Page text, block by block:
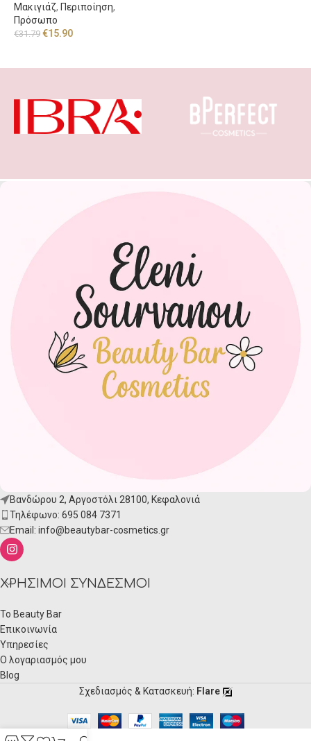
Μακιγιάζ, Περιποίηση,
Πρόσωπο
€31.79 €15.90
Βανδώρου 2, Αργοστόλι 28100, Κεφαλονιά
Τηλέφωνο: 695 084 7371
Email: info@beautybar-cosmetics.gr
ΧΡΉΣΙΜΟΙ ΣΎΝΔΕΣΜΟΙ
Το Beauty Bar
Επικοινωνία
Υπηρεσίες
Ο λογαριασμός μου
Blog
Σχεδιασμός & Κατασκευή: Flare